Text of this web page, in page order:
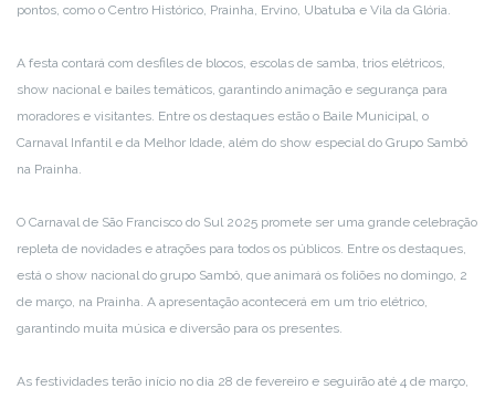
pontos, como o Centro Histórico, Prainha, Ervino, Ubatuba e Vila da Glória.
A festa contará com desfiles de blocos, escolas de samba, trios elétricos,
show nacional e bailes temáticos, garantindo animação e segurança para
moradores e visitantes. Entre os destaques estão o Baile Municipal, o
Carnaval Infantil e da Melhor Idade, além do show especial do Grupo Sambô
na Prainha.
O Carnaval de São Francisco do Sul 2025 promete ser uma grande celebração
repleta de novidades e atrações para todos os públicos. Entre os destaques,
está o show nacional do grupo Sambô, que animará os foliões no domingo, 2
de março, na Prainha. A apresentação acontecerá em um trio elétrico,
garantindo muita música e diversão para os presentes.
As festividades terão início no dia 28 de fevereiro e seguirão até 4 de março,